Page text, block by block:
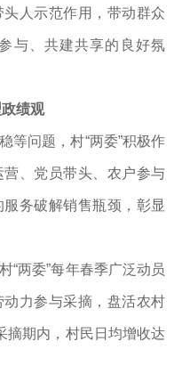
人示范作用，带动群众
与、共建共享的良好氛
绩观
等问题，村“两委”积极作
、党员带头、农户参与
务破解销售瓶颈，彰显
“两委”每年春季广泛动员
力参与采摘，盘活农村
摘期内，村民日均增收达